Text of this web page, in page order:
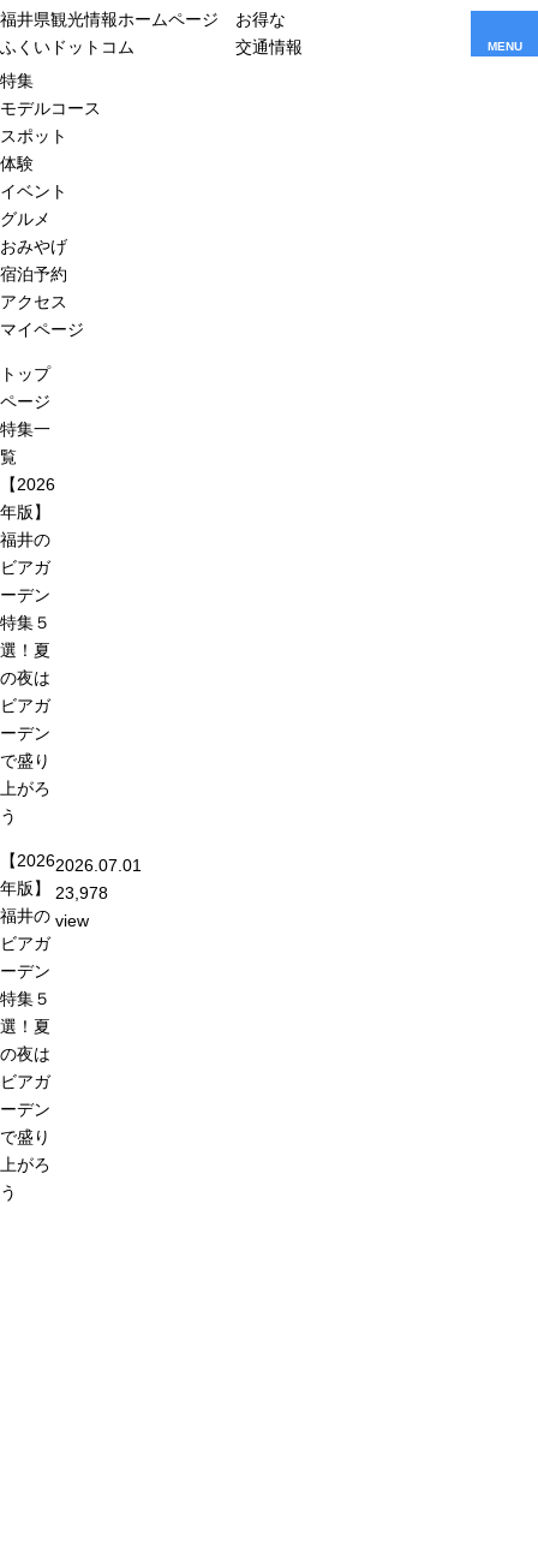
福井県観光情報ホームページ
ふくいドットコム
お得な
交通情報
MENU
特集
モデルコース
スポット
体験
イベント
グルメ
おみやげ
宿泊予約
アクセス
マイページ
トップ
ページ
特集一
覧
【2026
年版】
福井の
ビアガ
ーデン
特集５
選！夏
の夜は
ビアガ
ーデン
で盛り
上がろ
う
【2026
年版】
福井の
ビアガ
ーデン
特集５
選！夏
の夜は
ビアガ
ーデン
で盛り
上がろ
う
2026.07.01
23,978
view